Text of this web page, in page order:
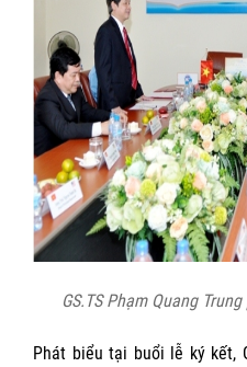
GS.TS Phạm Quang
Phát biểu tại buổi lễ ký kết,